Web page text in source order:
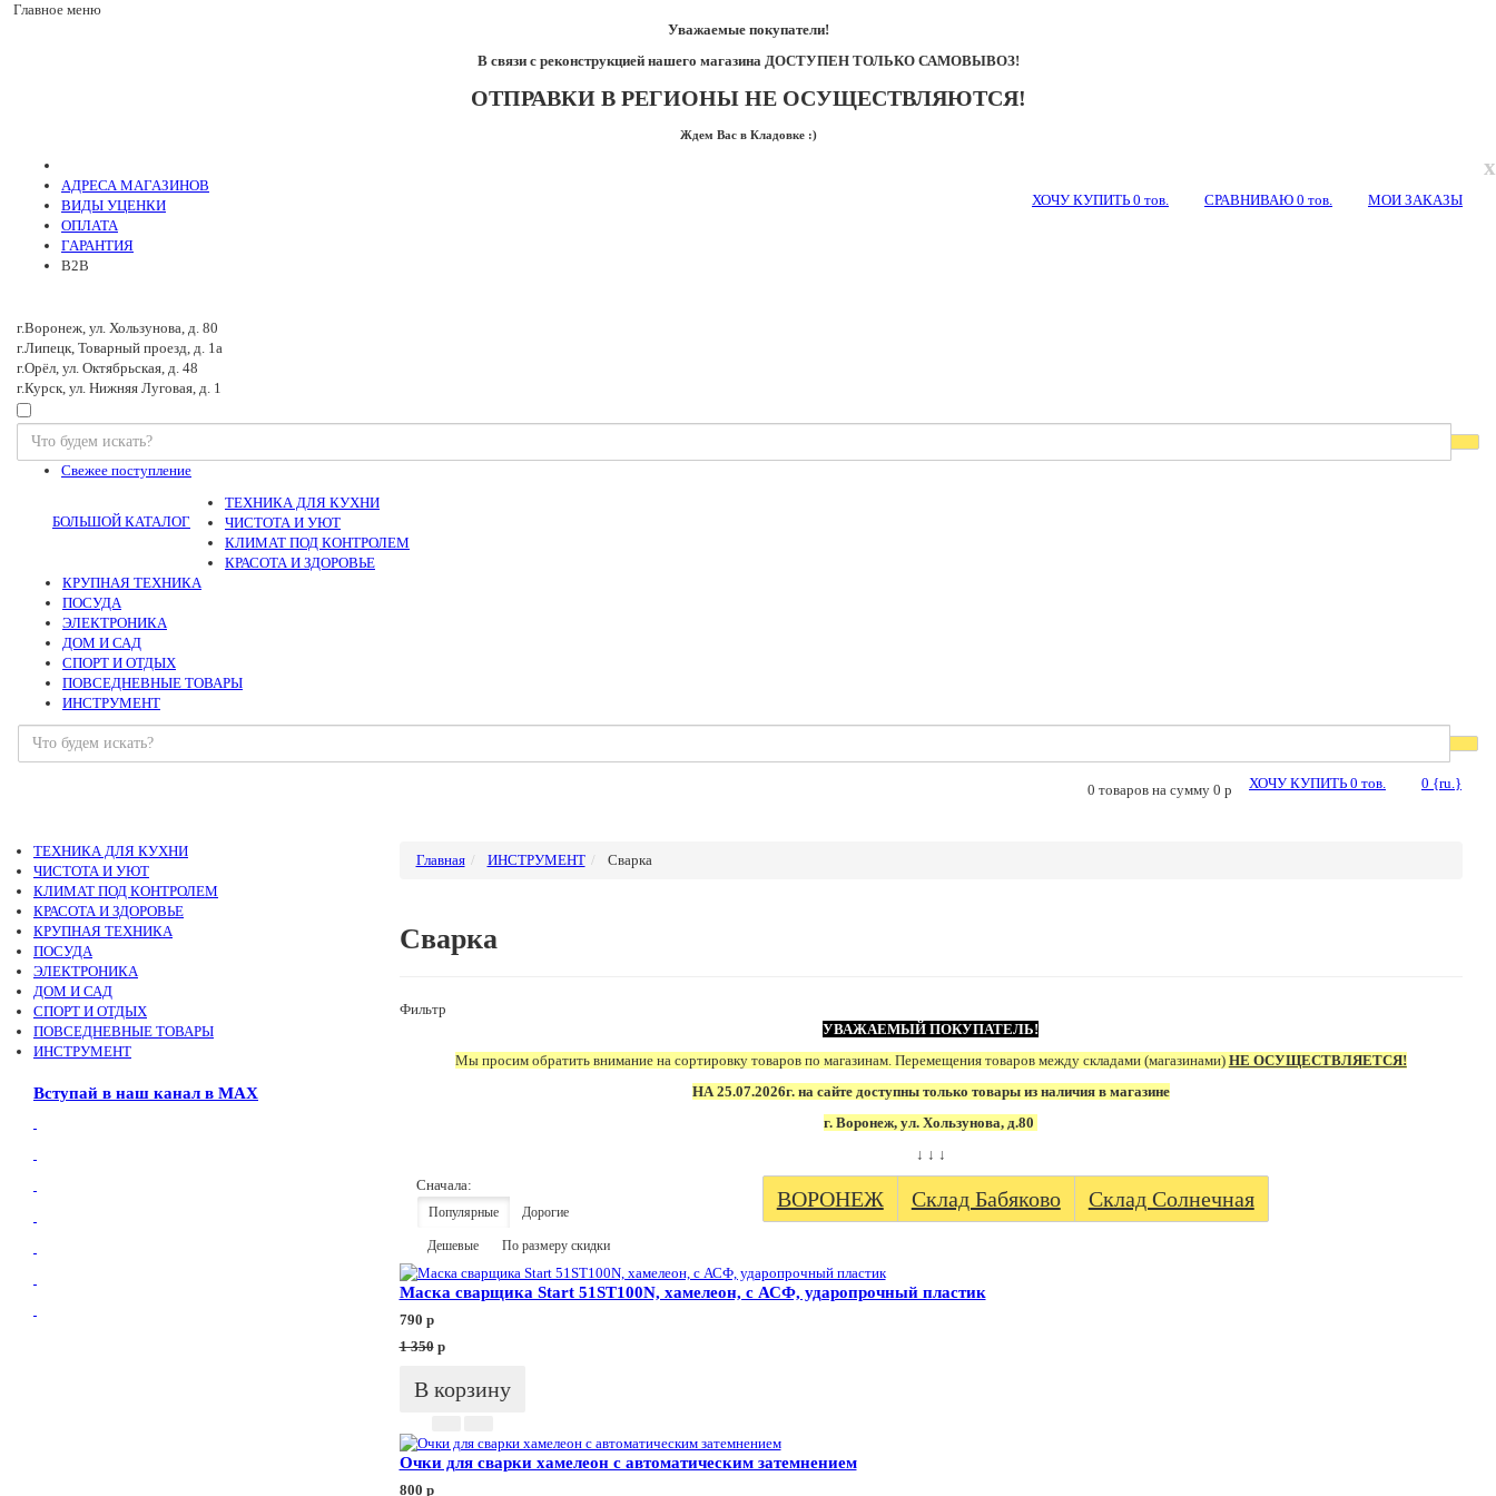
Главное меню
Уважаемые покупатели!
В связи с реконструкцией нашего магазина ДОСТУПЕН ТОЛЬКО САМОВЫВОЗ!
ОТПРАВКИ В РЕГИОНЫ НЕ ОСУЩЕСТВЛЯЮТСЯ!
Ждем Вас в Кладовке :)
x
АДРЕСА МАГАЗИНОВ
ВИДЫ УЦЕНКИ
ОПЛАТА
ГАРАНТИЯ
B2B
ХОЧУ КУПИТЬ 0 тов. СРАВНИВАЮ 0 тов. МОИ ЗАКАЗЫ
г.Воронеж, ул. Хользунова, д. 80
г.Липецк, Товарный проезд, д. 1а
г.Орёл, ул. Октябрьская, д. 48
г.Курск, ул. Нижняя Луговая, д. 1
Свежее поступление
БОЛЬШОЙ КАТАЛОГ
ТЕХНИКА ДЛЯ КУХНИ
ЧИСТОТА И УЮТ
КЛИМАТ ПОД КОНТРОЛЕМ
КРАСОТА И ЗДОРОВЬЕ
КРУПНАЯ ТЕХНИКА
ПОСУДА
ЭЛЕКТРОНИКА
ДОМ И САД
СПОРТ И ОТДЫХ
ПОВСЕДНЕВНЫЕ ТОВАРЫ
ИНСТРУМЕНТ
ХОЧУ КУПИТЬ 0 тов. 0 {ru.}
0 товаров на сумму 0 p
ТЕХНИКА ДЛЯ КУХНИ
ЧИСТОТА И УЮТ
КЛИМАТ ПОД КОНТРОЛЕМ
КРАСОТА И ЗДОРОВЬЕ
КРУПНАЯ ТЕХНИКА
ПОСУДА
ЭЛЕКТРОНИКА
ДОМ И САД
СПОРТ И ОТДЫХ
ПОВСЕДНЕВНЫЕ ТОВАРЫ
ИНСТРУМЕНТ
Вступай в наш канал в МАХ
Главная ИНСТРУМЕНТ Сварка
Сварка
Фильтр
УВАЖАЕМЫЙ ПОКУПАТЕЛЬ!
Мы просим обратить внимание на сортировку товаров по магазинам. Перемещения товаров между складами (магазинами) НЕ ОСУЩЕСТВЛЯЕТСЯ!
НА 25.07.2026г. на сайте доступны только товары из наличия в магазине
г. Воронеж, ул. Хользунова, д.80
↓ ↓ ↓
Сначала:
Популярные Дорогие
Дешевые По размеру скидки
ВОРОНЕЖ Склад Бабяково Склад Солнечная
Маска сварщика Start 51ST100N, хамелеон, с АСФ, ударопрочный пластик
790 p
1 350 p
В корзину
Очки для сварки хамелеон с автоматическим затемнением
800 p